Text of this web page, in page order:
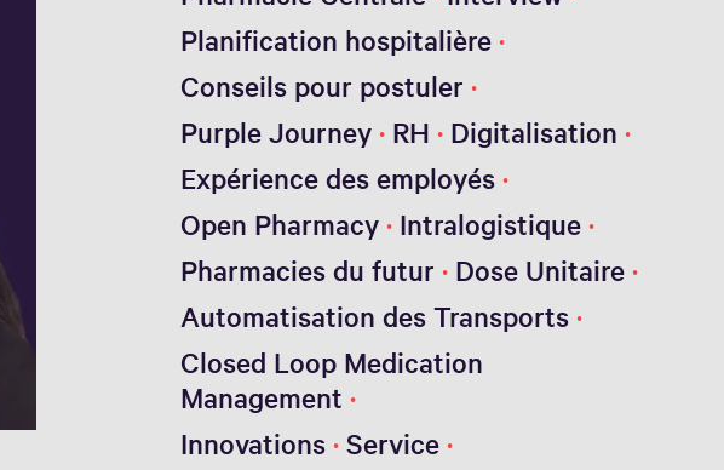
Planification hospitalière
Conseils pour postuler
Purple Journey RH
Digitalisation
Expérience des employés
Open Pharmacy Intralogistique
Pharmacies du futur
Dose Unitaire
Automatisation des Transports
Closed Loop Medication
Management
Innovations Service